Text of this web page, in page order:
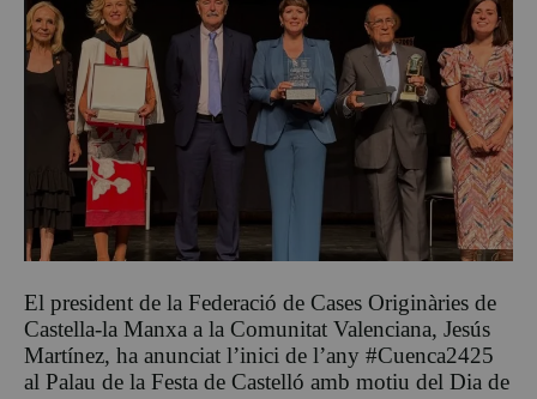
El president de la Federació de Cases Originàries de
Castella-la Manxa a la Comunitat Valenciana, Jesús
Martínez, ha anunciat l’inici de l’any #Cuenca2425
al Palau de la Festa de Castelló amb motiu del Dia de